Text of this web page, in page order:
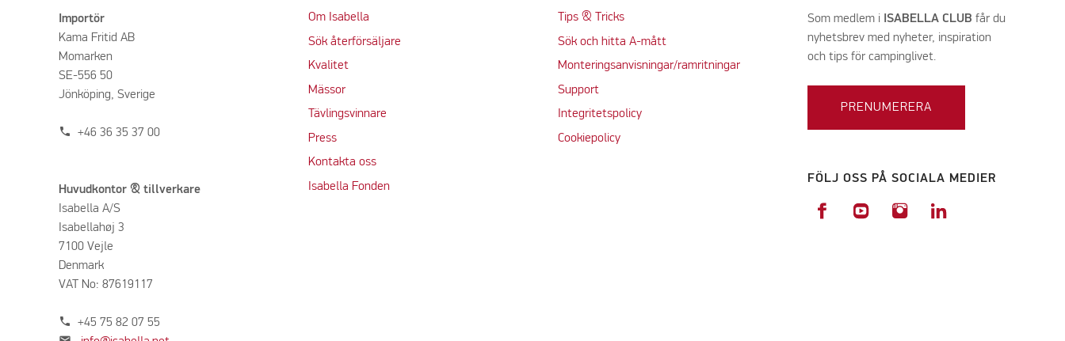
Importör
Kama Fritid AB
Momarken
SE-556 50
Jönköping, Sverige
phone +46 36 35 37 00
Huvudkontor & tillverkare
Isabella A/S
Isabellahøj 3
7100 Vejle
Denmark
VAT No: 87619117
phone +45 75 82 07 55
Om Isabella
Sök återförsäljare
Kvalitet
Mässor
Tävlingsvinnare
Press
Kontakta oss
Isabella Fonden
Tips & Tricks
Sök och hitta A-mått
Monteringsanvisningar/ramritningar
Support
Integritetspolicy
Cookiepolicy
Som medlem i ISABELLA CLUB får du
nyhetsbrev med nyheter, inspiration
och tips för campinglivet.
PRENUMERERA
FÖLJ OSS PÅ SOCIALA MEDIER